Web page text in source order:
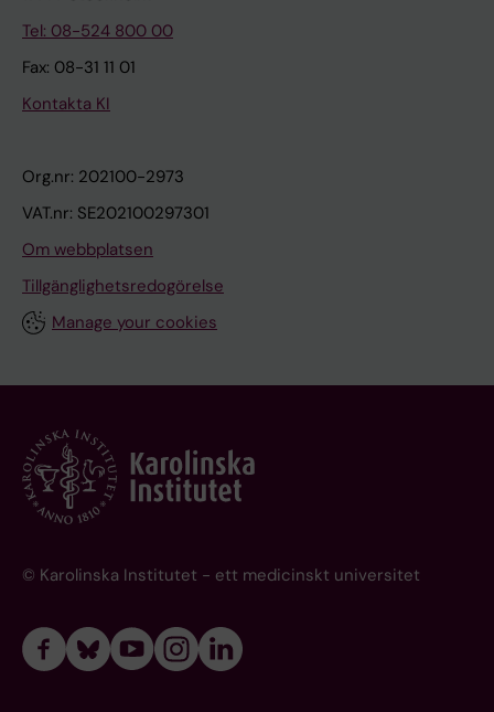
Tel: 08-524 800 00
Fax: 08-31 11 01
Kontakta KI
Org.nr: 202100-2973
VAT.nr: SE202100297301
Om webbplatsen
Tillgänglighetsredogörelse
Manage your cookies
© Karolinska Institutet - ett medicinskt universitet